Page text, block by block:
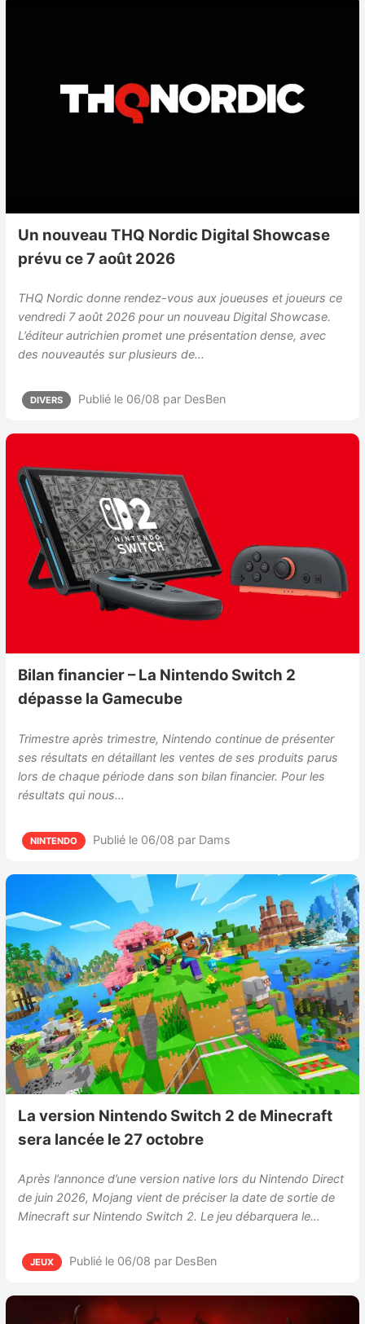
Un nouveau THQ Nordic Digital Showcase
prévu ce 7 août 2026
THQ Nordic donne rendez-vous aux joueuses et joueurs ce
vendredi 7 août 2026 pour un nouveau Digital Showcase.
L’éditeur autrichien promet une présentation dense, avec
des nouveautés sur plusieurs de…
DIVERS Publié le 06/08 par DesBen
Bilan financier – La Nintendo Switch 2
dépasse la Gamecube
Trimestre après trimestre, Nintendo continue de présenter
ses résultats en détaillant les ventes de ses produits parus
lors de chaque période dans son bilan financier. Pour les
résultats qui nous…
NINTENDO Publié le 06/08 par Dams
La version Nintendo Switch 2 de Minecraft
sera lancée le 27 octobre
Après l’annonce d’une version native lors du Nintendo Direct
de juin 2026, Mojang vient de préciser la date de sortie de
Minecraft sur Nintendo Switch 2. Le jeu débarquera le…
JEUX Publié le 06/08 par DesBen